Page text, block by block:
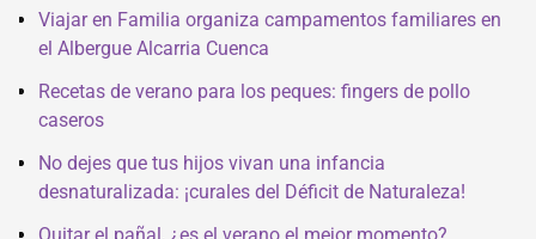
Viajar en Familia organiza campamentos familiares en
el Albergue Alcarria Cuenca
Recetas de verano para los peques: fingers de pollo
caseros
No dejes que tus hijos vivan una infancia
desnaturalizada: ¡curales del Déficit de Naturaleza!